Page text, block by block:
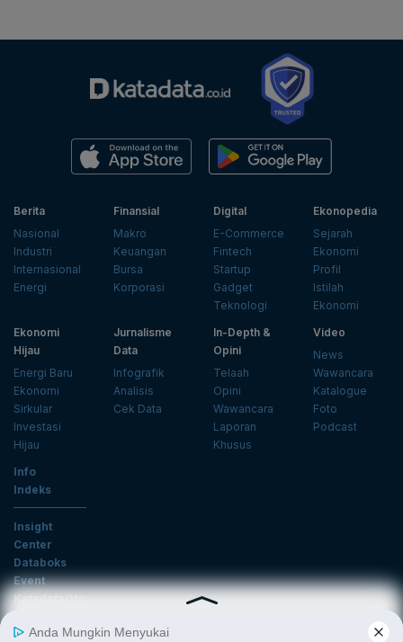
Berita
Nasional
Industri
Internasional
Energi
Finansial
Makro
Keuangan
Bursa
Korporasi
Digital
E-Commerce
Fintech
Startup
Gadget
Teknologi
Ekonopedia
Sejarah
Ekonomi
Profil
Istilah
Ekonomi
Ekonomi
Hijau
Energi Baru
Ekonomi
Sirkular
Investasi
Hijau
Jurnalisme
Data
Infografik
Analisis
Cek Data
In-Depth &
Opini
Telaah
Opini
Wawancara
Laporan
Khusus
Video
News
Wawancara
Katalogue
Foto
Podcast
Info
Indeks
Insight
Center
Databoks
Event
KatadataOto